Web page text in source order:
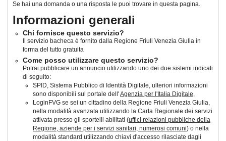
Se hai una domanda o una risposta le puoi trovare in questa pagina.
Informazioni generali
Chi fornisce questo servizio?
Il servizio bacheca è fornito dalla Regione Friuli Venezia Giulia in
forma del tutto gratuita
Come posso utilizzare questo servizio?
Potrai pubblicare un annuncio utilizzando uno dei due sistemi indicati
di seguito:
SPID, Sistema Pubblico di Identità Digitale, ulteriori informazioni
sono disponibili sul portale dell'Agenzia per l'Italia Digitale,
LoginFVG se sei un cittadino della Regione Friuli Venezia Giulia,
nella modalità avanzata utilizzando la Carta Regionale dei servizi
attivata presso gli sportelli abilitati (uffici relazioni pubbliche della
Regione, aziende per i servizi sanitari, numerosi comuni) o nella
modalità standard utilizzando chiavi d'accesso rilasciate dagli